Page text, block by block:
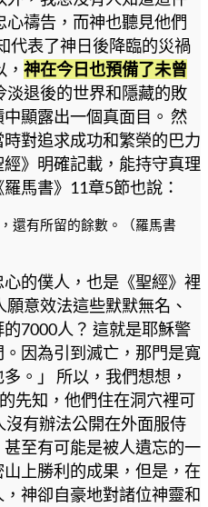
禱告，而神也聽見他們
代表了神日後降臨的災禍
神在今日也預備了未曾
淡退後的世界和隱藏的敗
顯露出一個真面目。 然
對追求成功和繁榮的巴力
》明確記載，能持守真理
馬書》11章5節也說：
還有所留的餘數。（羅馬書
的僕人，也是《聖經》裡
意效法這些默默無名、
7000人？ 這就是耶穌警
因為引到滅亡，那門是寬
。」 所以，我們想想，
先知，他們住在洞穴裡可
有辦法公開在外面服侍
至有可能是被人遺忘的一
上勝利的成果，但是，在
神卻自豪地對諸位神靈和